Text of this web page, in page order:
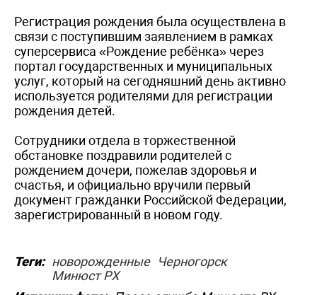
Регистрация рождения была осуществлена в
связи с поступившим заявлением в рамках
суперсервиса «Рождение ребёнка» через
портал государственных и муниципальных
услуг, который на сегодняшний день активно
используется родителями для регистрации
рождения детей.
Сотрудники отдела в торжественной
обстановке поздравили родителей с
рождением дочери, пожелав здоровья и
счастья, и официально вручили первый
документ гражданки Российской Федерации,
зарегистрированный в новом году.
Теги: новорожденные
Черногорск
Минюст РХ